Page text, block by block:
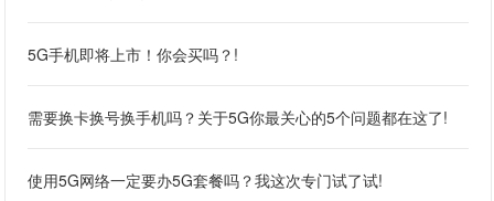
5G手机即将上市！你会买吗？!
需要换卡换号换手机吗？关于5G你最关心的5个问题都在这了!
使用5G网络一定要办5G套餐吗？我这次专门试了试!